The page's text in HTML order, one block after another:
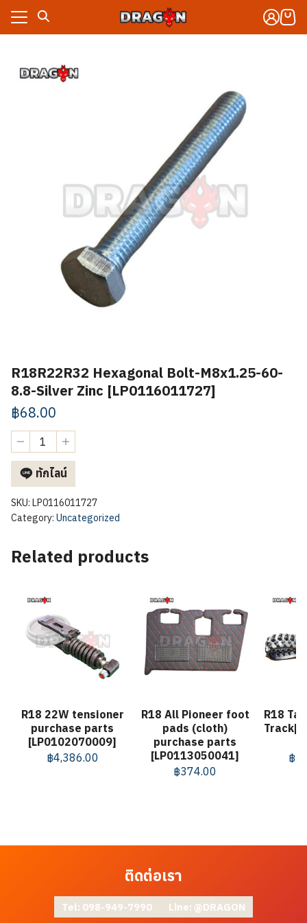
Skip
R18R22R32 Hexagonal Bolt-M8x1.25-60-
8.8-Silver Zinc [LP0116011727]
฿68.00
R18R22R32
Hexagonal
Bolt-
M8x1.25-
60-
8.8-
Silver
quantity
ทักไลน์
SKU: LP0116011727
Category: Uncategorized
Related products
R18 22W tensioner
purchase parts
[LP0102070009]
฿4,386.00
R18 All Pioneer foot
pads (cloth)
purchase parts
[LP0113050041]
฿374.00
R18
฿
ติดต่อเรา
Tel: 098-949-7990 Line: @DRAGON